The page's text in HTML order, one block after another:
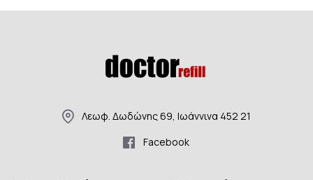
Λεωφ. Δωδώνης 69, Ιωάννινα 452 21
Facebook